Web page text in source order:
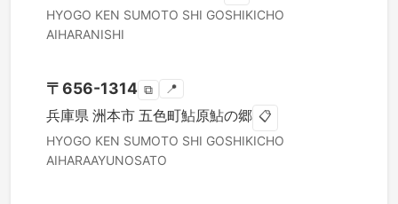
HYOGO KEN SUMOTO SHI GOSHIKICHO
AIHARANISHI
〒656-1314 ⧉ 📍
兵庫県 洲本市 五色町鮎原鮎の郷 📋
HYOGO KEN SUMOTO SHI GOSHIKICHO
AIHARAAYUNOSATO